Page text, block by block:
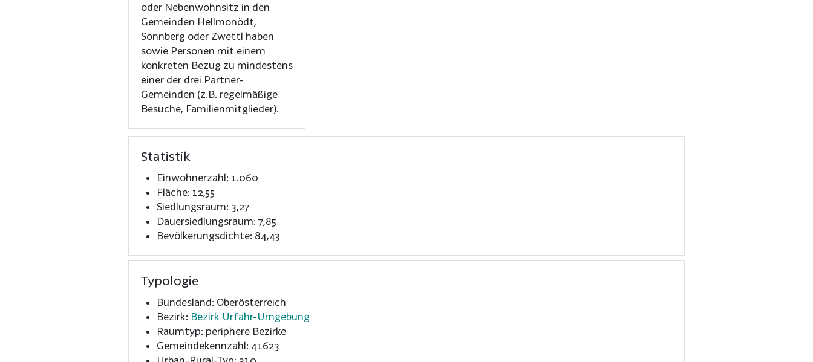
oder Nebenwohnsitz in den
Gemeinden Hellmonödt,
Sonnberg oder Zwettl haben
sowie Personen mit einem
konkreten Bezug zu mindestens
einer der drei Partner-
Gemeinden (z.B. regelmäßige
Besuche, Familienmitglieder).
Statistik
Einwohnerzahl: 1.060
Fläche: 12,55
Siedlungsraum: 3,27
Dauersiedlungsraum: 7,85
Bevölkerungsdichte: 84,43
Typologie
Bundesland: Oberösterreich
Bezirk: Bezirk Urfahr-Umgebung
Raumtyp: periphere Bezirke
Gemeindekennzahl: 41623